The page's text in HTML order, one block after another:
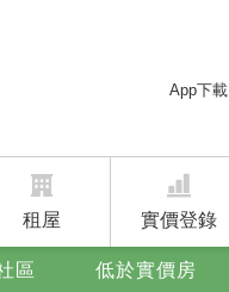
App下載
租屋 實價登錄
區 低於實價房